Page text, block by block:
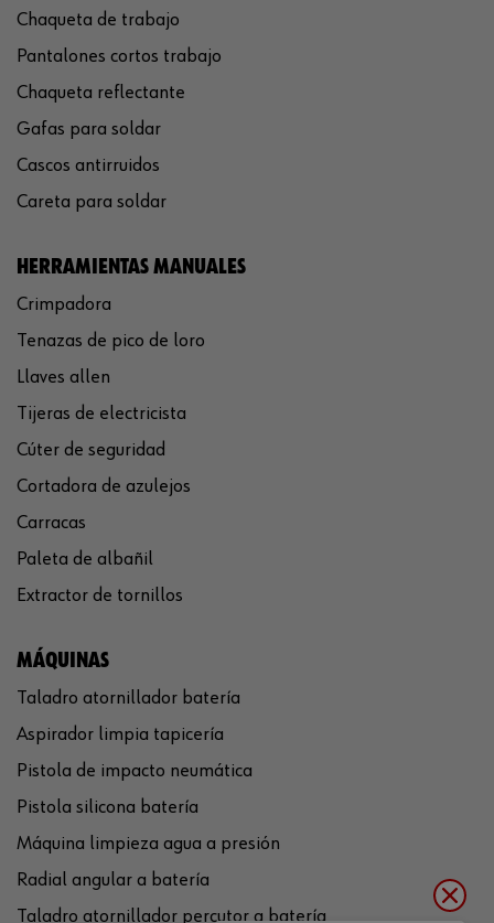
Chaqueta de trabajo
Pantalones cortos trabajo
Chaqueta reflectante
Gafas para soldar
Cascos antirruidos
Careta para soldar
HERRAMIENTAS MANUALES
Crimpadora
Tenazas de pico de loro
Llaves allen
Tijeras de electricista
Cúter de seguridad
Cortadora de azulejos
Carracas
Paleta de albañil
Extractor de tornillos
MÁQUINAS
Taladro atornillador batería
Aspirador limpia tapicería
Pistola de impacto neumática
Pistola silicona batería
Máquina limpieza agua a presión
Radial angular a batería
Taladro atornillador percutor a batería